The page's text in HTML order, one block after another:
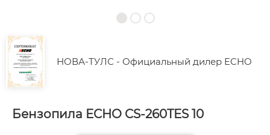
НОВА-ТУЛС - Официальный дилер ECHO
Бензопила ECHO CS-260TES 10